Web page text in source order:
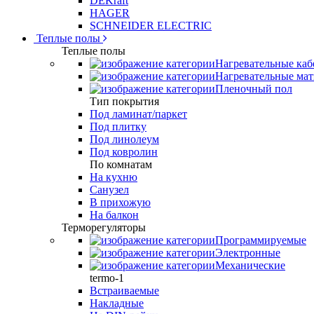
HAGER
SCHNEIDER ELECTRIC
Теплые полы
Теплые полы
Нагревательные
Нагревательные
Пленочный пол
Тип покрытия
Под ламинат/паркет
Под плитку
Под линолеум
Под ковролин
По комнатам
На кухню
Санузел
В прихожую
На балкон
Терморегуляторы
Программируемые
Электронные
Механические
termo-1
Встраиваемые
Накладные